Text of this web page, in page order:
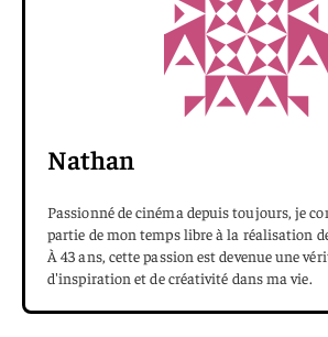
Nathan
Passionné de cinéma depuis toujours, je
partie de mon temps libre à la réalisation
À 43 ans, cette passion est devenue une
d'inspiration et de créativité dans ma vie.